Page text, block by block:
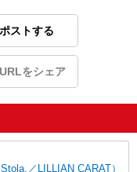
ポストする
URLをシェア
／LILLIAN CARAT）